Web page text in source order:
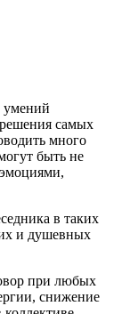
умений
самых
много
быть не
в таких
и душевных
при любых
снижение